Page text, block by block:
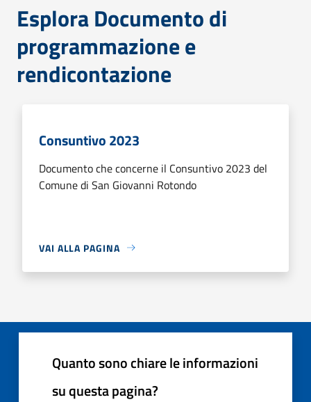
Esplora Documento di
programmazione e
rendicontazione
Consuntivo 2023
Documento che concerne il Consuntivo 2023 del
Comune di San Giovanni Rotondo
VAI ALLA PAGINA
Quanto sono chiare le informazioni
su questa pagina?